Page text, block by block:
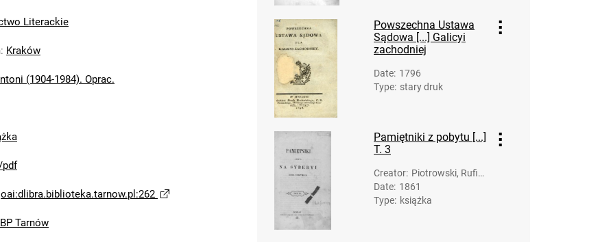
Literackie
: Kraków
(1904-1984). Oprac.
pdf
oai:dlibra.biblioteka.tarnow.pl:262
Tarnów
Powszechna Ustawa
Sądowa [...] Galicyi
zachodniej
Date: 1796
Type: stary druk
Pamiętniki z pobytu [...]
T. 3
Creator: Piotrowski, Rufin
(1806-1872)
Date: 1861
Type: książka